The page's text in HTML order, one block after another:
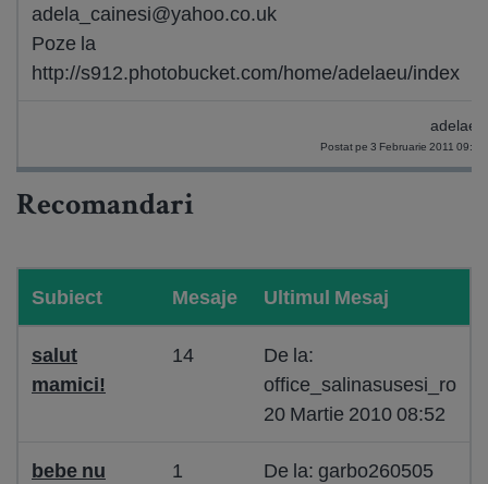
adela_cainesi@yahoo.co.uk
Poze la
http://s912.photobucket.com/home/adelaeu/index
adelaeu
Postat pe 3 Februarie 2011 09:44
Recomandari
Subiect Mesaje Ultimul Mesaj
salut
mamici!
14
De la:
office_salinasusesi_ro
20 Martie 2010 08:52
bebe nu
1
De la: garbo260505